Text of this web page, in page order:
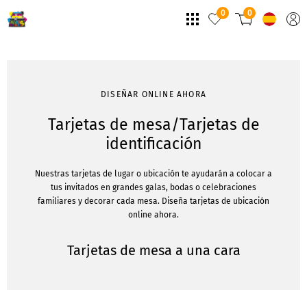
0 0
DISEÑAR ONLINE AHORA
Tarjetas de mesa/Tarjetas de
identificación
Nuestras tarjetas de lugar o ubicación te ayudarán a colocar a
tus invitados en grandes galas, bodas o celebraciones
familiares y decorar cada mesa. Diseña tarjetas de ubicación
online ahora.
Tarjetas de mesa a una cara